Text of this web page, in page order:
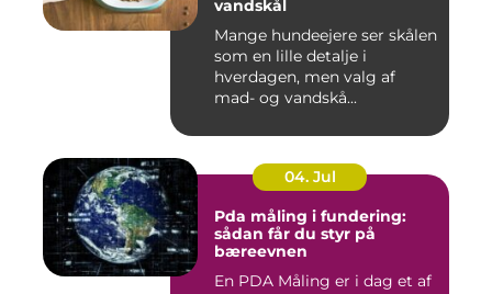
vandskål
Mange hundeejere ser skålen
som en lille detalje i
hverdagen, men valg af
mad- og vandskå...
04. Jul
Pda måling i fundering:
sådan får du styr på
bæreevnen
En PDA Måling er i dag et af